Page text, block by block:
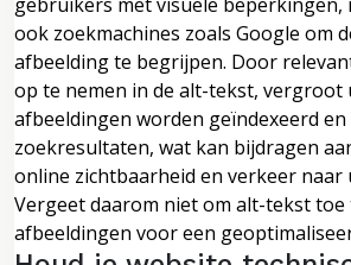
ook zoekmachines zoals Google om
afbeelding te begrijpen. Door
op te nemen in de alt-tekst, vergroot
afbeeldingen worden geïndexeerd
zoekresultaten, wat kan bijdragen
online zichtbaarheid en verkeer naar
Vergeet daarom niet om alt-tekst toe
afbeeldingen voor een